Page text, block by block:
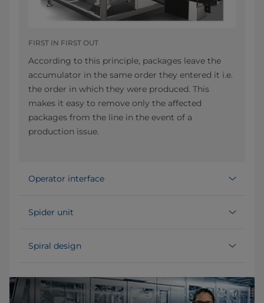
FIRST IN FIRST OUT
According to this principle, packages leave the
accumulator in the same order they entered it i.e.
the order in which they were produced. This
makes it easy to remove only the affected
packages from the line in the event of a
production issue.
Operator interface
Spider unit
Spiral design